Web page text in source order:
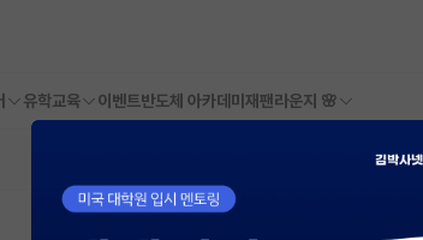
유학교육 이벤트반도체 아카데미 재팬라운지 🌸
본문